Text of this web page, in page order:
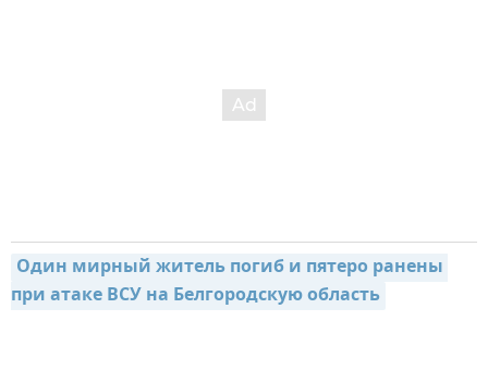
Один мирный житель погиб и пятеро ранены
при атаке ВСУ на Белгородскую область